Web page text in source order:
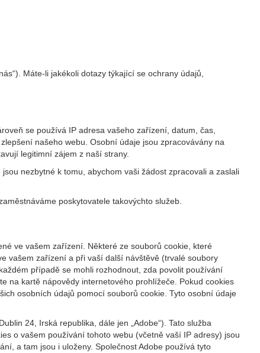
Máte-li jakékoli dotazy týkající se ochrany údajů,
se používá IP adresa vašeho zařízení, datum, čas,
našeho webu. Osobní údaje jsou zpracovávány na
legitimní zájem z naší strany.
nezbytné k tomu, abychom vaši žádost zpracovali a zaslali
poskytovatele takovýchto služeb.
ve vašem zařízení. Některé ze souborů cookie, které
vašem zařízení a při vaší další návštěvě (trvalé soubory
případě se mohli rozhodnout, zda povolit používání
na kartě nápovědy internetového prohlížeče. Pokud cookies
osobních údajů pomocí souborů cookie. Tyto osobní údaje
24, Irská republika, dále jen „Adobe“). Tato služba
o vašem používání tohoto webu (včetně vaší IP adresy) jsou
a tam jsou i uloženy. Společnost Adobe používá tyto